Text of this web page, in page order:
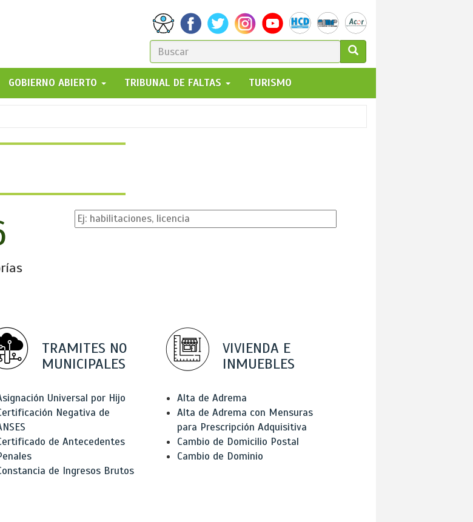
FORMULARIO
DE
BÚSQUEDA
GO!
GOBIERNO ABIERTO TRIBUNAL DE FALTAS TURISMO
TRAMITES NO
MUNICIPALES
Universal por Hijo
Negativa de
de Antecedentes
de Ingresos Brutos
VIVIENDA E
INMUEBLES
Alta de Adrema
Alta de Adrema con Mensuras
para Prescripción Adquisitiva
Cambio de Domicilio Postal
Cambio de Dominio